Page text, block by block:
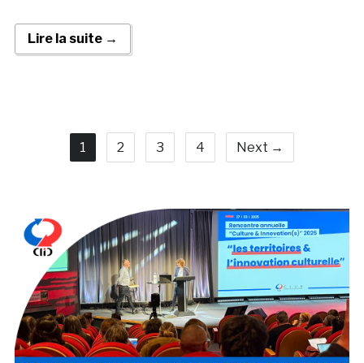
Lire la suite →
1 2 3 4 Next →